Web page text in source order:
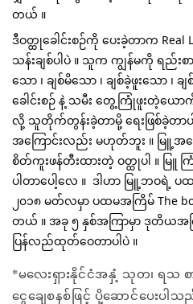
တယ် ။
ဒီဝတ္ထုခေါင်းစဉ်ကို ပေးခဲ့တာက Real
သန်းချစ်ပါပဲ ။ သူက ကျွန်မကို ရည်း
သော ၊ ချစ်မိသော ၊ ချစ်ခဲ့ဖူးသော ၊
ခေါင်းစဉ် နဲ့ သမီး တွေ့ကြုံဖူးတဲ့ယောက်
လို့ သူတိုက်တွန်းခဲ့တာမို့ ရေးဖြစ်ခဲ့တာပါ
အကြောင်းလည်း မဟုတ်ဘူး ။ မြူ့အ
စိတ်ကူးဖန်တီးထားတဲ့ ဝတ္ထုပါ ။ မ
ပါတာပေါ့လေ ။  ဒါဟာ မြူ့ဘဝရဲ့ ပ
၂၀၁၈ မတ်လမှာ ပထမအကြိမ် The
တယ် ။ အခု ၅ နှစ်အကြာမှာ ဒုတိယအ
ပြန်လည်ထုတ်ဝေတာပါပဲ ။
*မလေးရှားနိုင်ငံအနှံ့ သုတ၊ ရသ စ
ငွေချေစနစ်ဖြင့် ပို့ဆောင်ပေးပါသ